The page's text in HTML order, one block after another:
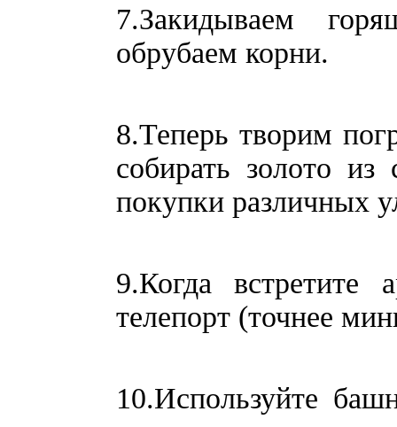
7.Закидываем
обрубаем корни.
8.Теперь творим
собирать золото
покупки различных
9.Когда встретите
телепорт (точнее
10.Используйте